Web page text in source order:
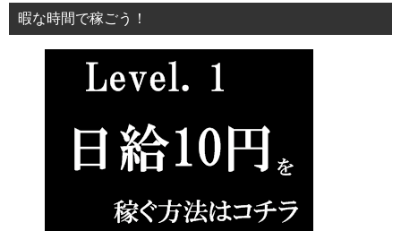
暇な時間で稼ごう！